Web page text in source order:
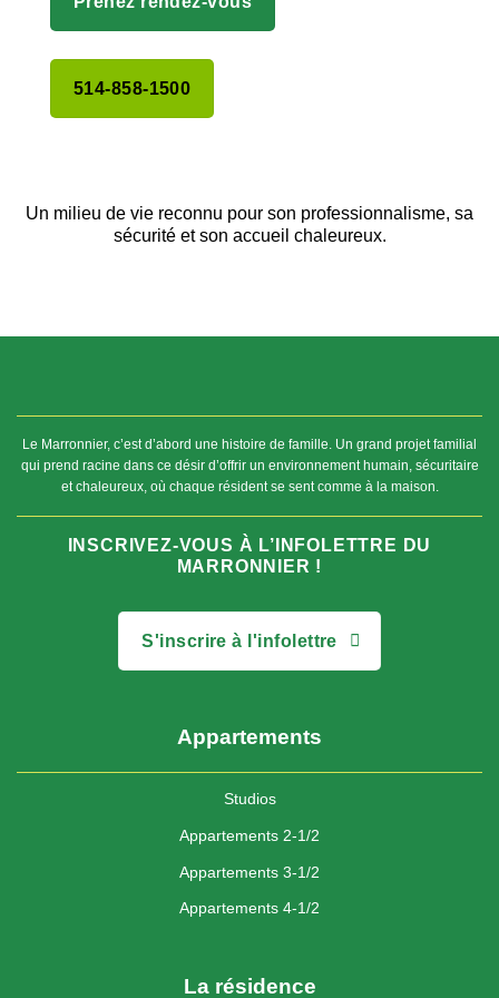
514-858-1500
Un milieu de vie reconnu pour son professionnalisme, sa
sécurité et son accueil chaleureux.
Le Marronnier, c’est d’abord une histoire de famille. Un grand projet familial
qui prend racine dans ce désir d’offrir un environnement humain, sécuritaire
et chaleureux, où chaque résident se sent comme à la maison.
INSCRIVEZ-VOUS À L’INFOLETTRE DU
MARRONNIER !
S'inscrire à l'infolettre
Appartements
Studios
Appartements 2-1/2
Appartements 3-1/2
Appartements 4-1/2
La résidence